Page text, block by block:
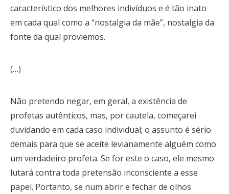
característico dos melhores indivíduos e é tão inato
em cada qual como a “nostalgia da mãe”, nostalgia da
fonte da qual proviemos.
(…)
Não pretendo negar, em geral, a existência de
profetas autênticos, mas, por cautela, começarei
duvidando em cada caso individual; o assunto é sério
demais para que se aceite levianamente alguém como
um verdadeiro profeta. Se for este o caso, ele mesmo
lutará contra toda pretensão inconsciente a esse
papel. Portanto, se num abrir e fechar de olhos